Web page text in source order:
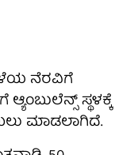
ನೆರವಿಗೆ
ಸ್ಥಳಕ್ಕೆ
ಮಾಡಲಾಗಿದೆ.